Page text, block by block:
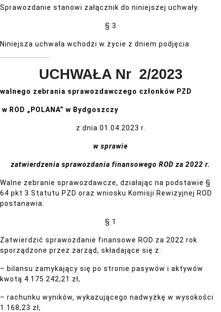
Sprawozdanie stanowi załącznik do niniejszej uchwały.
§ 3
Niniejsza uchwała wchodzi w życie z dniem podjęcia.
UCHWAŁA Nr 2/2023
walnego zebrania sprawozdawczego członków PZD
w ROD „POLANA” w Bydgoszczy
z dnia 01.04.2023 r.
w sprawie
zatwierdzenia sprawozdania finansowego ROD za 2022 r.
Walne zebranie sprawozdawcze, działając na podstawie §
64 pkt 3 Statutu PZD oraz wniosku Komisji Rewizyjnej ROD
postanawia:
§ 1
Zatwierdzić sprawozdanie finansowe ROD za 2022 rok
sporządzone przez zarząd, składające się z:
– bilansu zamykający się po stronie pasywów i aktywów
kwotą 4.175.242,21 zł,
– rachunku wyników, wykazującego nadwyżkę w wysokości
1.168,23 zł,